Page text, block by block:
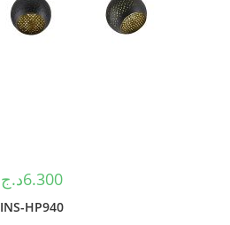
6.300د.ج
INS-HP940